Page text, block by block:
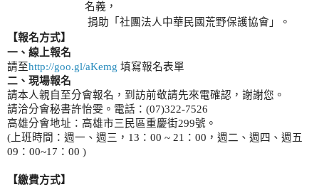
名義，
捐助「社團法人中華民國荒野保護協會」。
【報名方式】
一、線上報名
請至http://goo.gl/aKemg 填寫報名表單
二、現場報名
請本人親自至分會報名，到訪前敬請先來電確認，謝謝您。
請洽分會秘書許怡雯。電話： (07)322-7526
高雄分會地址：高雄市三民區重慶街299號。
( 上班時間：週一、週三， 13 ： 00 ~ 21 ： 00 ，週二、週四、週五
09 ： 00~17 ： 00 )
【繳費方式】